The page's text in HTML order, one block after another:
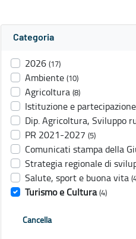
Categoria
2026 (17)
Ambiente (10)
Agricoltura (8)
Istituzione e partecipazione
Dip. Agricoltura, Sviluppo
PR 2021-2027 (5)
Comunicati stampa della
Strategia regionale di
Salute, sport e buona vita
Turismo e Cultura (4)
Cancella